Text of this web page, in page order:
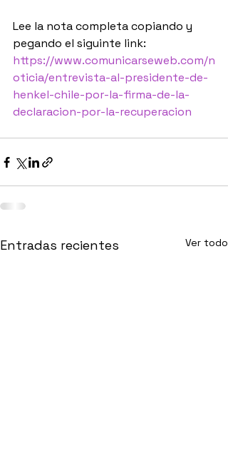
Lee la nota completa copiando y
pegando el siguinte link:
https://www.comunicarseweb.com/n
oticia/entrevista-al-presidente-de-
henkel-chile-por-la-firma-de-la-
declaracion-por-la-recuperacion
Entradas recientes Ver todo